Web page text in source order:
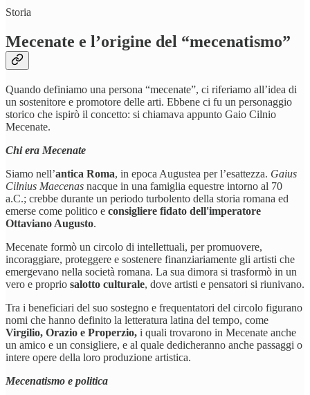
Storia
Mecenate e l’origine del “mecenatismo”
Quando definiamo una persona “mecenate”, ci riferiamo all’idea di
un sostenitore e promotore delle arti. Ebbene ci fu un personaggio
storico che ispirò il concetto: si chiamava appunto Gaio Cilnio
Mecenate.
Chi era Mecenate
Siamo nell’antica Roma, in epoca Augustea per l’esattezza. Gaius
Cilnius Maecenas nacque in una famiglia equestre intorno al 70
a.C.; crebbe durante un periodo turbolento della storia romana ed
emerse come politico e consigliere fidato dell'imperatore
Ottaviano Augusto.
Mecenate formò un circolo di intellettuali, per promuovere,
incoraggiare, proteggere e sostenere finanziariamente gli artisti che
emergevano nella società romana. La sua dimora si trasformò in un
vero e proprio salotto culturale, dove artisti e pensatori si riunivano.
Tra i beneficiari del suo sostegno e frequentatori del circolo figurano
nomi che hanno definito la letteratura latina del tempo, come
Virgilio, Orazio e Properzio, i quali trovarono in Mecenate anche
un amico e un consigliere, e al quale dedicheranno anche passaggi o
intere opere della loro produzione artistica.
Mecenatismo e politica